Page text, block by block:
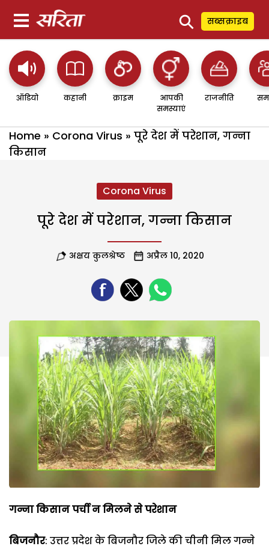
⚲ सब्सक्राइब
ऑडियो कहानी क्राइम
आपकी
समस्याएं
राजनीति
Home » Corona Virus » पूरे देश में परेशान, गन्ना
किसान
Corona Virus
पूरे देश में परेशान, गन्ना किसान
अक्षय कुलश्रेष्ठ अप्रैल 10, 2020
गन्ना किसान पर्ची न मिलने से परेशान
बिजनौर: उत्तर प्रदेश के बिजनौर जिले की चीनी मिल गन्ने